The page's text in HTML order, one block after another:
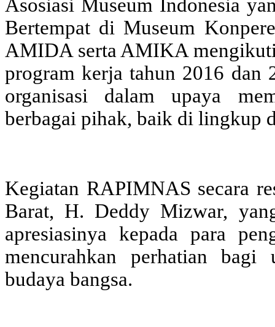
Asosiasi Museum Indonesia
Bertempat di Museum
AMIDA serta AMIKA mengikuti
program kerja tahun 2016 dan
organisasi dalam upaya
berbagai pihak, baik di lingkup
Kegiatan RAPIMNAS secara
Barat, H. Deddy Mizwar,
apresiasinya kepada para
mencurahkan perhatian bagi
budaya bangsa.